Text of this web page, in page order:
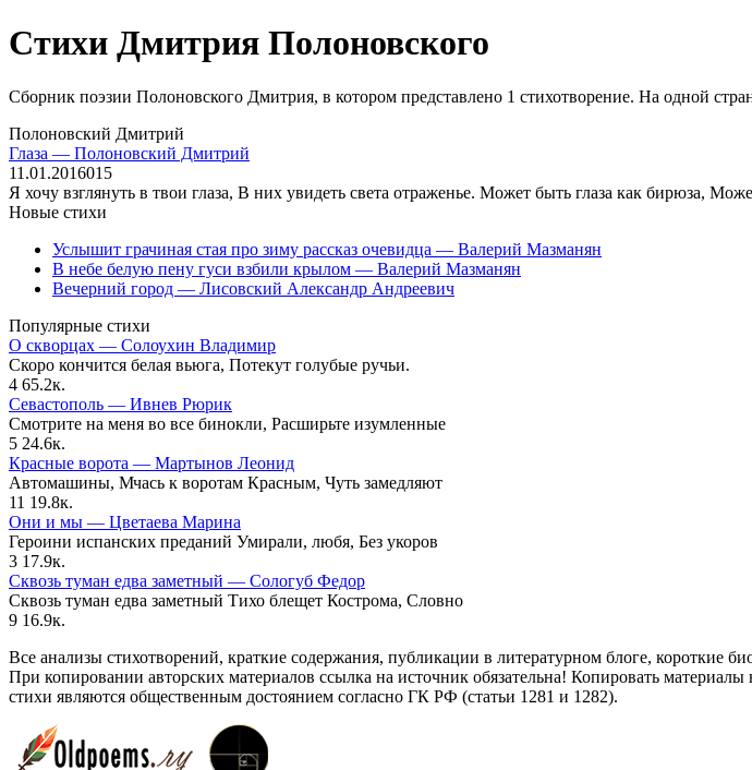
Стихи Дмитрия Полоновского
Сборник поэзии Полоновского Дмитрия, в котором представлено 1 стихотворение. На одной
Полоновский Дмитрий
Глаза — Полоновский Дмитрий
11.01.2016015
Я хочу взглянуть в твои глаза, В них увидеть света отраженье. Может быть глаза как бирюза,
Новые стихи
Услышит грачиная стая про зиму рассказ очевидца — Валерий Мазманян
В небе белую пену гуси взбили крылом — Валерий Мазманян
Вечерний город — Лисовский Александр Андреевич
Популярные стихи
О скворцах — Солоухин Владимир
Скоро кончится белая вьюга, Потекут голубые ручьи.
4 65.2к.
Севастополь — Ивнев Рюрик
Смотрите на меня во все бинокли, Расширьте изумленные
5 24.6к.
Красные ворота — Мартынов Леонид
Автомашины, Мчась к воротам Красным, Чуть замедляют
11 19.8к.
Они и мы — Цветаева Марина
Героини испанских преданий Умирали, любя, Без укоров
3 17.9к.
Сквозь туман едва заметный — Сологуб Федор
Сквозь туман едва заметный Тихо блещет Кострома, Словно
9 16.9к.
Все анализы стихотворений, краткие содержания, публикации в литературном блоге, короткие
При копировании авторских материалов ссылка на источник обязательна! Копировать
стихи являются общественным достоянием согласно ГК РФ (статьи 1281 и 1282).